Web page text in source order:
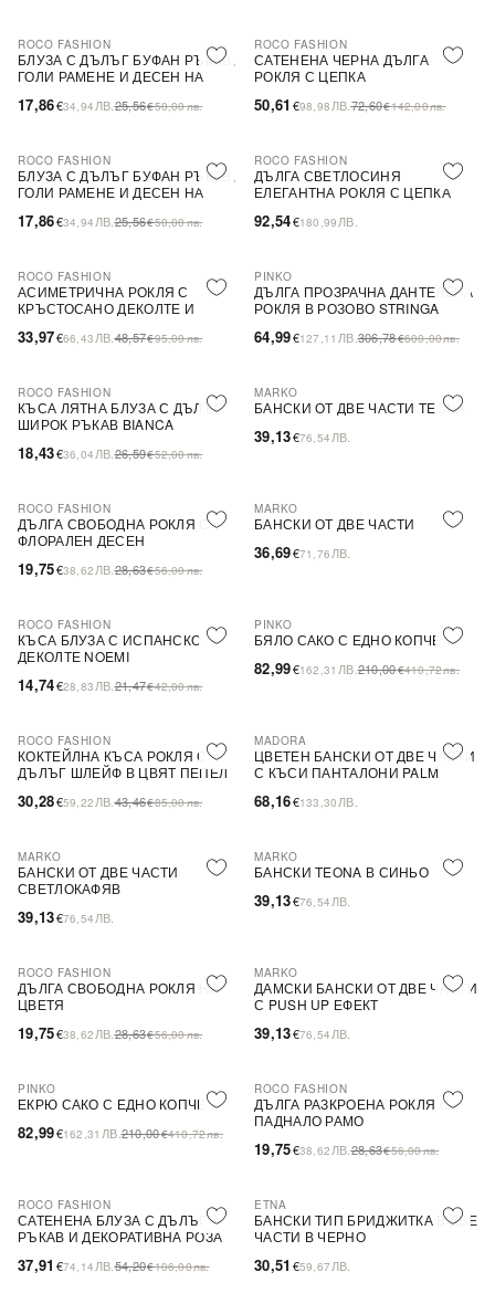
-30%
ROCO FASHION
БЛУЗА С ДЪЛЪГ БУФАН РЪКАВ,
ГОЛИ РАМЕНЕ И ДЕСЕН НА
17,86€34,94 ЛВ.25,56€50,00лв.
-30%
ROCO FASHION
САТЕНЕНА ЧЕРНА ДЪЛГА
РОКЛЯ С ЦЕПКА
50,61 €98,98 ЛВ.72,60€142,00лв.
-30%
ROCO FASHION
БЛУЗА С ДЪЛЪГ БУФАН РЪКАВ,
ГОЛИ РАМЕНЕ И ДЕСЕН НА
17,86€34,94 ЛВ.25,56€50,00лв.
ROCO FASHION
ДЪЛГА СВЕТЛОСИНЯ
ЕЛЕГАНТНА РОКЛЯ С ЦЕПКА
92,54€180,99 ЛВ.
-30%
ROCO FASHION
АСИМЕТРИЧНА РОКЛЯ С
КРЪСТОСАНО ДЕКОЛТЕ И
33,97€66,43 ЛВ.48,57€95,00лв.
-79%
PINKO
ДЪЛГА ПРОЗРАЧНА ДАНТЕЛЕНА
РОКЛЯ В РОЗОВО STRINGA
64,99€127,11 ЛВ.306,78€600,00лв.
-31%
ROCO FASHION
КЪСА ЛЯТНА БЛУЗА С ДЪЛЪГ
ШИРОК РЪКАВ BIANCA
18,43€36,04 ЛВ.26,59€52,00лв.
MARKO
БАНСКИ ОТ ДВЕ ЧАСТИ TEONA
39,13€76,54 ЛВ.
-31%
ROCO FASHION
ДЪЛГА СВОБОДНА РОКЛЯ С
ФЛОРАЛЕН ДЕСЕН
19,75€38,62 ЛВ.28,63€56,00лв.
MARKO
БАНСКИ ОТ ДВЕ ЧАСТИ
36,69€71,76 ЛВ.
-31%
ROCO FASHION
КЪСА БЛУЗА С ИСПАНСКО
ДЕКОЛТЕ NOEMI
14,74€28,83 ЛВ.21,47€42,00лв.
-60%
PINKO
БЯЛО САКО С ЕДНО КОПЧЕ
82,99€162,31 ЛВ.210,00€410,72лв.
-30%
ROCO FASHION
КОКТЕЙЛНА КЪСА РОКЛЯ С
ДЪЛЪГ ШЛЕЙФ В ЦВЯТ ПЕПЕЛ
30,28€59,22 ЛВ.43,46€85,00лв.
MADORA
ЦВЕТЕН БАНСКИ ОТ ДВЕ ЧАСТИ
С КЪСИ ПАНТАЛОНИ PALM
68,16€133,30 ЛВ.
MARKO
БАНСКИ ОТ ДВЕ ЧАСТИ
СВЕТЛОКАФЯВ
39,13€76,54 ЛВ.
MARKO
БАНСКИ TEONA В СИНЬО
39,13€76,54 ЛВ.
-31%
ROCO FASHION
ДЪЛГА СВОБОДНА РОКЛЯ НА
ЦВЕТЯ
19,75€38,62 ЛВ.28,63€56,00лв.
MARKO
ДАМСКИ БАНСКИ ОТ ДВЕ ЧАСТИ
С PUSH UP ЕФЕКТ
39,13€76,54 ЛВ.
-60%
PINKO
ЕКРЮ САКО С ЕДНО КОПЧЕ
82,99€162,31 ЛВ.210,00€410,72лв.
-31%
ROCO FASHION
ДЪЛГА РАЗКРОЕНА РОКЛЯ С
ПАДНАЛО РАМО
19,75€38,62 ЛВ.28,63€56,00лв.
-30%
ROCO FASHION
САТЕНЕНА БЛУЗА С ДЪЛЪГ
РЪКАВ И ДЕКОРАТИВНА РОЗА
37,91 €74,14 ЛВ.54,20€106,00лв.
ETNA
БАНСКИ ТИП БРИДЖИТКА В ДВЕ
ЧАСТИ В ЧЕРНО
30,51 €59,67 ЛВ.